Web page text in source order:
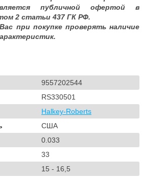
публичной офертой в
2 статьи 437 ГК РФ.
при покупке проверять наличие
9557202544
RS330501
Halkey-Roberts
США
0.033
33
15 - 16,5